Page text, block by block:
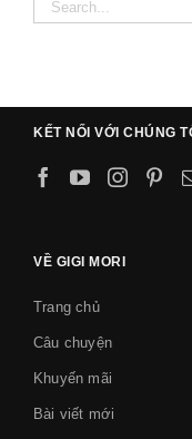
KẾT NỐI VỚI CHÚNG
VỀ GIGI MORI
Trang chủ
Câu chuyện
Khuyến mãi
Bài viết mới